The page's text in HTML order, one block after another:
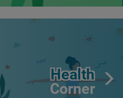
Health
Corner